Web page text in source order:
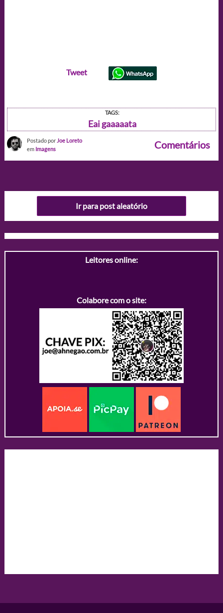
Tweet
TAGS:
Eai gaaaaata
Postado por Joe Loreto
em Imagens Comentários
Ir para post aleatório
Leitores online:
Colabore com o site: